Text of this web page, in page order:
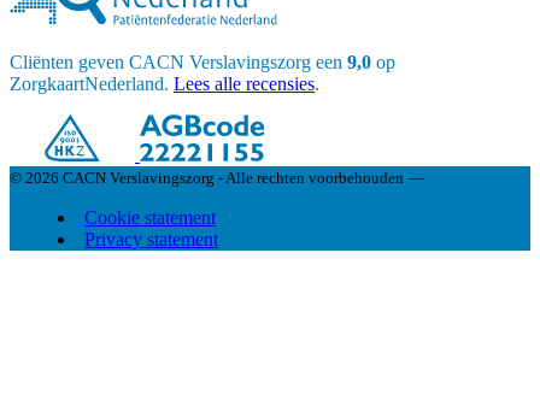
Cliënten geven CACN Verslavingszorg een 9,0 op
ZorgkaartNederland. Lees alle recensies.
© 2026 CACN Verslavingszorg - Alle rechten voorbehouden —
Cookie statement
Privacy statement